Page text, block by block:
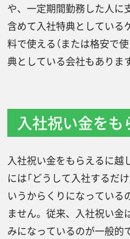
や、一定期間勤務した人に
含めて入社特典としている
料で使える（または格安で
典としている会社もありま
入社祝い金をも
入社祝い金をもらえるに越
には「どうして入社するだ
いうからくりになっている
ません。従来、入社祝い
みになっているのが一般的